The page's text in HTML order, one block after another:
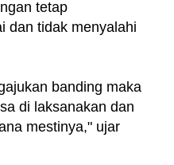
tetap
dan tidak menyalahi
banding maka
di laksanakan dan
mestinya," ujar